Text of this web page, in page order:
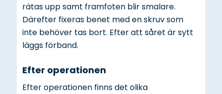
rätas upp samt framfoten blir smalare.
Därefter fixeras benet med en skruv som
inte behöver tas bort. Efter att såret är sytt
läggs förband.
Efter operationen
Efter operationen finns det olika